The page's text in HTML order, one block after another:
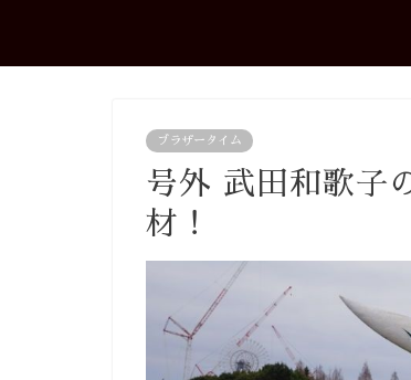
ブラザータイム
号外 武田和歌子
材！